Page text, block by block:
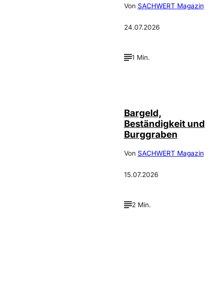
Von SACHWERT Magazin
24.07.2026
1 Min.
Bargeld,
Beständigkeit und
Burggraben
Von SACHWERT Magazin
15.07.2026
2 Min.